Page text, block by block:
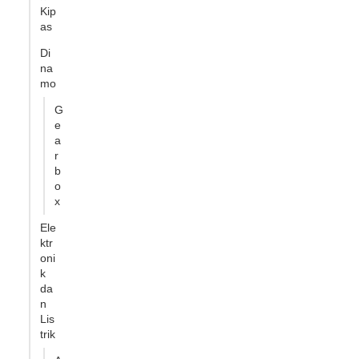
Kip
as
Di
na
mo
G
e
a
r
b
o
x
Ele
ktr
oni
k
da
n
Lis
trik